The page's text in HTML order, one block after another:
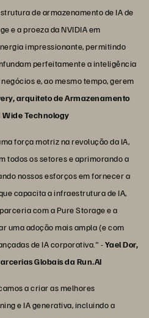
de armazenamento de IA de
e a proeza da NVIDIA em
impressionante, permitindo
perfeitamente a inteligência
e, ao mesmo tempo, gerem
arquiteto de Armazenamento
Wide Technology
força motriz na revolução da IA,
todos os setores e aprimorando a
nossos esforços em fornecer a
capacita a infraestrutura de IA,
com a Pure Storage e a
uma adoção mais ampla (e com
de IA corporativa." -Yael Dor,
Globais da Run.AI
a criar as melhores
e IA generativa, incluindo a